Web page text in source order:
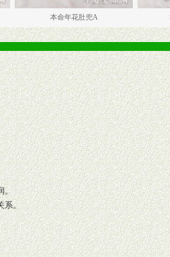
本命年花肚兜A 本命年贵
。
系。